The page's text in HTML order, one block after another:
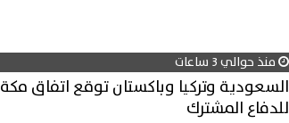
منذ حوالي 3 ساعات
السعودية وتركيا وباكستان توقع اتفاق مكة
للدفاع المشترك